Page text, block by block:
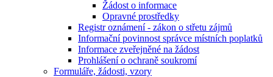
Žádost o informace
Opravné prostředky
Registr oznámení - zákon o střetu zájmů
Informační povinnost správce místních poplatků
Informace zveřejněné na žádost
Prohlášení o ochraně soukromí
Formuláře, žádosti, vzory